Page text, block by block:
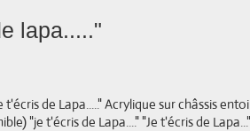
lapa....."
t'écris de Lapa....." Acrylique sur châssis
"je t'écris de Lapa...." "Je t'écris de